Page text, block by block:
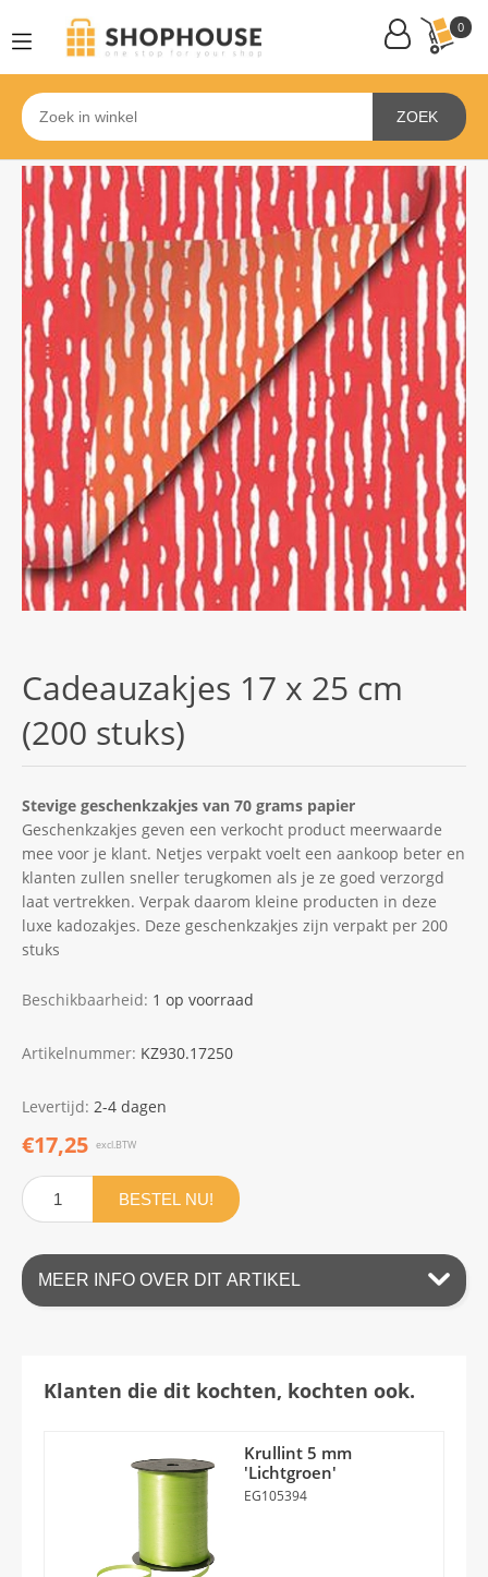
0
ZOEK
Cadeauzakjes 17 x 25 cm
(200 stuks)
Stevige geschenkzakjes van 70 grams papier
Geschenkzakjes geven een verkocht product meerwaarde
mee voor je klant. Netjes verpakt voelt een aankoop beter en
klanten zullen sneller terugkomen als je ze goed verzorgd
laat vertrekken. Verpak daarom kleine producten in deze
luxe kadozakjes. Deze geschenkzakjes zijn verpakt per 200
stuks
Beschikbaarheid: 1 op voorraad
Artikelnummer: KZ930.17250
Levertijd: 2-4 dagen
€17,25 excl.BTW
BESTEL NU!
MEER INFO OVER DIT ARTIKEL
Klanten die dit kochten, kochten ook.
Krullint 5 mm
'Lichtgroen'
EG105394